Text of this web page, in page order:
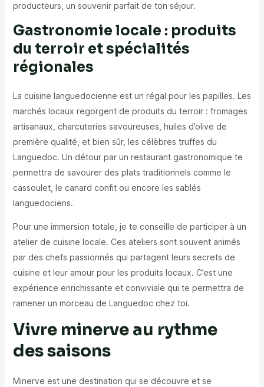
producteurs, un souvenir parfait de ton séjour.
Gastronomie locale : produits
du terroir et spécialités
régionales
La cuisine languedocienne est un régal pour les papilles. Les
marchés locaux regorgent de produits du terroir : fromages
artisanaux, charcuteries savoureuses, huiles d’olive de
première qualité, et bien sûr, les célèbres truffes du
Languedoc. Un détour par un restaurant gastronomique te
permettra de savourer des plats traditionnels comme le
cassoulet, le canard confit ou encore les sablés
languedociens.
Pour une immersion totale, je te conseille de participer à un
atelier de cuisine locale. Ces ateliers sont souvent animés
par des chefs passionnés qui partagent leurs secrets de
cuisine et leur amour pour les produits locaux. C’est une
expérience enrichissante et conviviale qui te permettra de
ramener un morceau de Languedoc chez toi.
Vivre minerve au rythme
des saisons
Minerve est une destination qui se découvre et se